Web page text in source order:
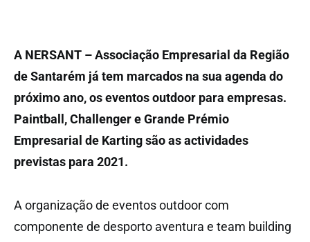
A NERSANT – Associação Empresarial da Região
de Santarém já tem marcados na sua agenda do
próximo ano, os eventos outdoor para empresas.
Paintball, Challenger e Grande Prémio
Empresarial de Karting são as actividades
previstas para 2021.
A organização de eventos outdoor com
componente de desporto aventura e team building